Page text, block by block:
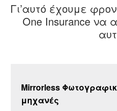
Γι’αυτό έχουμε
One Insurance να
Mirrorless
μηχανές